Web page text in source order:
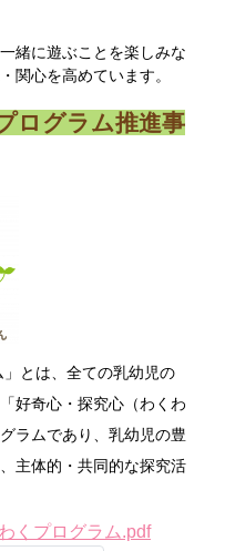
緒に遊ぶことを楽しみな
関心を高めています。
ログラム推進事
」とは、全ての乳幼児の
好奇心・探究心（わくわ
ラムであり、乳幼児の豊
主体的・共同的な探究活
くプログラム.pdf